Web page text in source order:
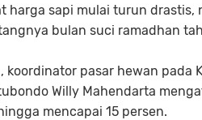
harga sapi mulai turun
bulan suci ramadhan
koordinator pasar hewan pada
Willy Mahendarta
mencapai 15 persen.